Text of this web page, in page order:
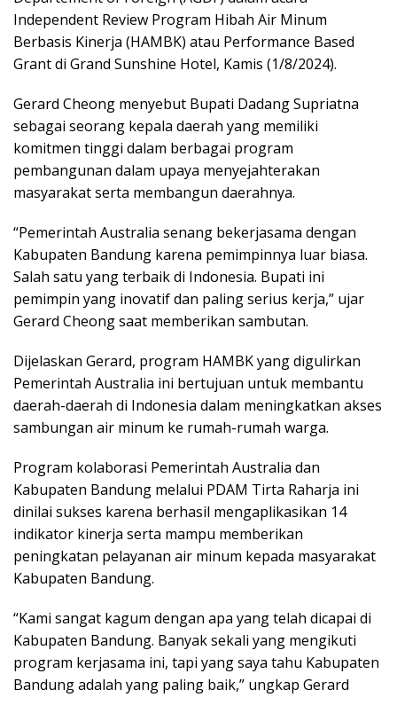
Independent Review Program Hibah Air Minum
Berbasis Kinerja (HAMBK) atau Performance Based
Grant di Grand Sunshine Hotel, Kamis (1/8/2024).
Gerard Cheong menyebut Bupati Dadang Supriatna
sebagai seorang kepala daerah yang memiliki
komitmen tinggi dalam berbagai program
pembangunan dalam upaya menyejahterakan
masyarakat serta membangun daerahnya.
“Pemerintah Australia senang bekerjasama dengan
Kabupaten Bandung karena pemimpinnya luar biasa.
Salah satu yang terbaik di Indonesia. Bupati ini
pemimpin yang inovatif dan paling serius kerja,” ujar
Gerard Cheong saat memberikan sambutan.
Dijelaskan Gerard, program HAMBK yang digulirkan
Pemerintah Australia ini bertujuan untuk membantu
daerah-daerah di Indonesia dalam meningkatkan akses
sambungan air minum ke rumah-rumah warga.
Program kolaborasi Pemerintah Australia dan
Kabupaten Bandung melalui PDAM Tirta Raharja ini
dinilai sukses karena berhasil mengaplikasikan 14
indikator kinerja serta mampu memberikan
peningkatan pelayanan air minum kepada masyarakat
Kabupaten Bandung.
“Kami sangat kagum dengan apa yang telah dicapai di
Kabupaten Bandung. Banyak sekali yang mengikuti
program kerjasama ini, tapi yang saya tahu Kabupaten
Bandung adalah yang paling baik,” ungkap Gerard